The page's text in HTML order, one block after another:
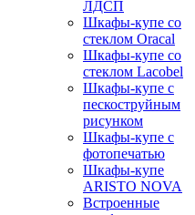
ЛДСП
Шкафы-купе со
стеклом Oracal
Шкафы-купе со
стеклом Lacobel
Шкафы-купе с
пескоструйным
рисунком
Шкафы-купе с
фотопечатью
Шкафы-купе
ARISTO NOVA
Встроенные